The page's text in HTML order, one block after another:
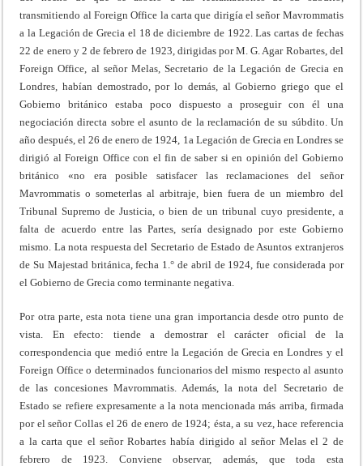
transmitiendo al Foreign Office la carta que dirigía el señor Mavrommatis
a la Legación de Grecia el 18 de diciembre de 1922. Las cartas de fechas
22 de enero y 2 de febrero de 1923, dirigidas por M. G. Agar Robartes, del
Foreign Office, al señor Melas, Secretario de la Legación de Grecia en
Londres, habían demostrado, por lo demás, al Gobierno griego que el
Gobierno británico estaba poco dispuesto a proseguir con él una
negociación directa sobre el asunto de la reclamación de su súbdito. Un
año después, el 26 de enero de 1924, 1a Legación de Grecia en Londres se
dirigió al Foreign Office con el fin de saber si en opinión del Gobierno
británico «no era posible satisfacer las reclamaciones del señor
Mavrommatis o someterlas al arbitraje, bien fuera de un miembro del
Tribunal Supremo de Justicia, o bien de un tribunal cuyo presidente, a
falta de acuerdo entre las Partes, sería designado por este Gobierno
mismo. La nota respuesta del Secretario de Estado de Asuntos extranjeros
de Su Majestad británica, fecha 1.° de abril de 1924, fue considerada por
el Gobierno de Grecia como terminante negativa.
Por otra parte, esta nota tiene una gran importancia desde otro punto de
vista. En efecto: tiende a demostrar el carácter oficial de la
correspondencia que medió entre la Legación de Grecia en Londres y el
Foreign Office o determinados funcionarios del mismo respecto al asunto
de las concesiones Mavrommatis. Además, la nota del Secretario de
Estado se refiere expresamente a la nota mencionada más arriba, firmada
por el señor Collas el 26 de enero de 1924; ésta, a su vez, hace referencia
a la carta que el señor Robartes había dirigido al señor Melas el 2 de
febrero de 1923. Conviene observar, además, que toda esta